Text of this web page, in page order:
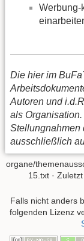
Die hier im
Autoren und
als
Stellungnahmen
ausschließlich
organe/
15.txt ·
Falls nicht anders
folgenden Lizenz